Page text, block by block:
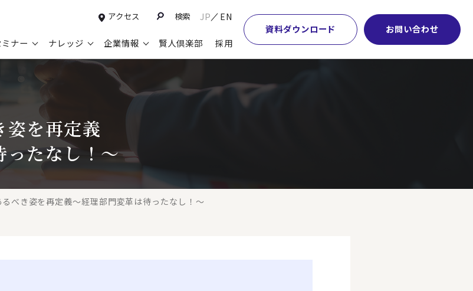
アクセス 検索 JP EN
ナー ナレッジ 企業情報 賢人倶楽部 採用
資料ダウンロード お問い合わせ
コンサルティングサービスTOP
新規事業開発・ビジネスモデル変革・
M&A支援
グループ・グローバル経営管理
ガバナンス・リスクマネジメント強化
マーケティング戦略・営業改革
本社・間接業務改革
AI・DX・ERP
セミナー情報TOP
申込み受付中のセミナー
配信中のセミナーアーカイブ
過去のセミナー
最新ソリューションTOP
経営企画・事業戦略
経営管理・経理・財務
広報・CSR
営業・マーケティング
設計・開発・生産・調達
【特集】ポスト2027年の基幹システム
トップメッセージ
コンプライアンス（法令遵守）
レイヤーズ・コンサルティングの特徴
経営諮問委員紹介
学術顧問紹介
DE&I推進の取り組み
アクセス
メディア掲載
姿を再定義
ったなし！～
べき姿を再定義～経理部門変革は待ったなし！～